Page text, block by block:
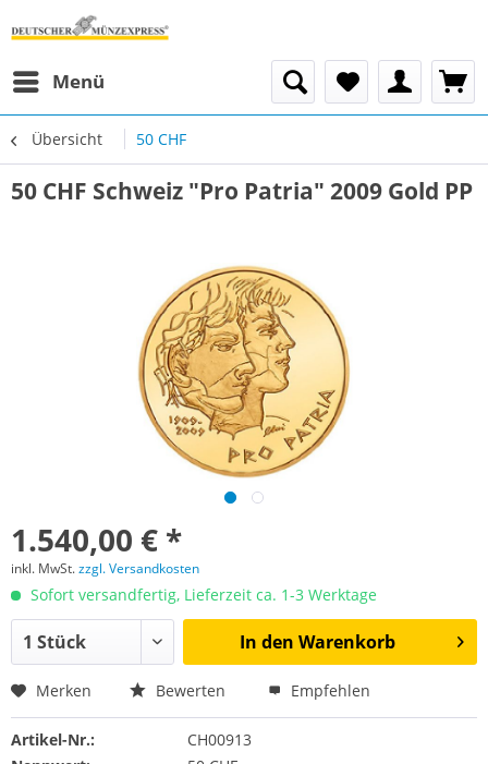
Menü
Übersicht 50 CHF
50 CHF Schweiz "Pro Patria" 2009 Gold PP
1.540,00 € *
inkl. MwSt.zzgl. Versandkosten
Sofort versandfertig, Lieferzeit ca. 1-3 Werktage
In den Warenkorb
Merken Bewerten Empfehlen
Artikel-Nr.:
CH00913